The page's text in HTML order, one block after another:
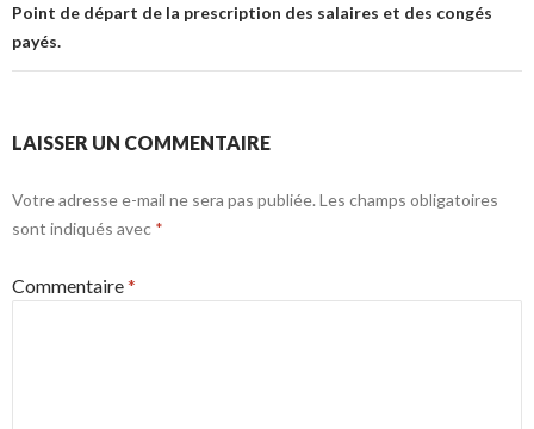
Point de départ de la prescription des salaires et des congés
payés.
LAISSER UN COMMENTAIRE
Votre adresse e-mail ne sera pas publiée. Les champs obligatoires
sont indiqués avec *
Commentaire*